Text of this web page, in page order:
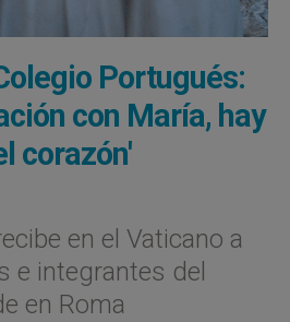
Portugués:
con María, hay
corazón'
en el Vaticano a
e integrantes del
en Roma